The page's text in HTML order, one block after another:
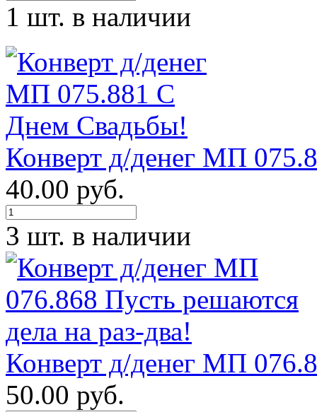
1 шт. в наличии
Конверт д/денег МП
40.00 руб.
3 шт. в наличии
Конверт д/денег МП
50.00 руб.